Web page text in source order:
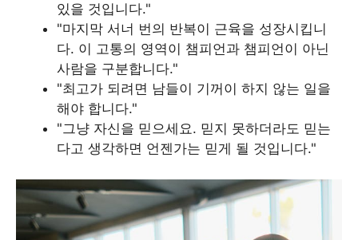
있을 것입니다."
"마지막 서너 번의 반복이 근육을 성장시킵니
다. 이 고통의 영역이 챔피언과 챔피언이 아닌
사람을 구분합니다."
"최고가 되려면 남들이 기꺼이 하지 않는 일을
해야 합니다."
"그냥 자신을 믿으세요. 믿지 못하더라도 믿는
다고 생각하면 언젠가는 믿게 될 것입니다."